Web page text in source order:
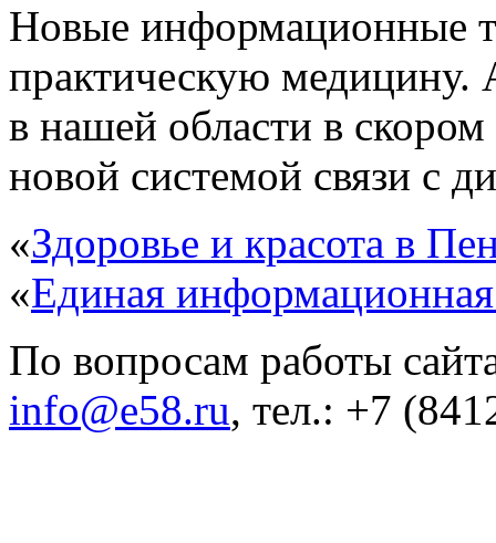
Новые информационные
практическую
в нашей области в
новой системой связи с
«Здоровье и красота в
«Единая
По вопросам работы
info@e58.ru, тел.: +7